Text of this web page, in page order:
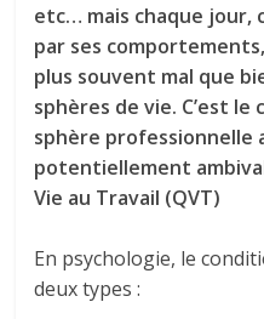
etc… mais chaque jour,
par ses
plus souvent mal que
sphères de vie. C’est
sphère professionnelle
potentiellement
Vie au Travail (QVT)
En psychologie, le
deux types :